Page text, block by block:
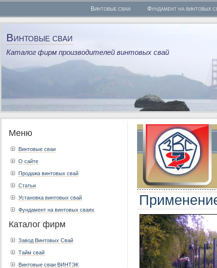
Винтовые сваи Фундамент на винтовых
Винтовые сваи
Каталог фирм производителей винтовых свай
Меню
Винтовые сваи
О сайте
Продажа винтовых свай
Статьи
Установка винтовых свай
Фундамент на винтовых сваях
Каталог фирм
Завод Винтовых Свай
Тайм свай
Винтовые сваи ВИНТЭК